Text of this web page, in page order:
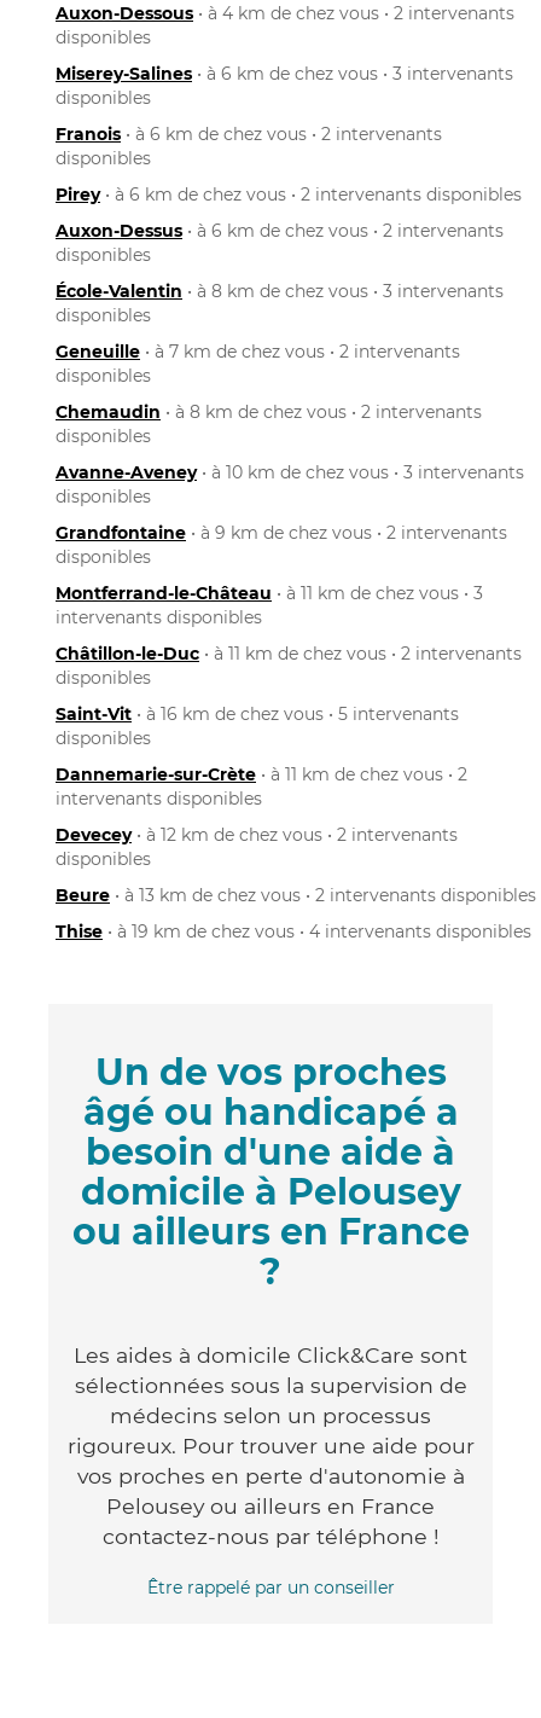
Auxon-Dessous • à 4 km de chez vous • 2 intervenants
disponibles
Miserey-Salines • à 6 km de chez vous • 3 intervenants
disponibles
Franois • à 6 km de chez vous • 2 intervenants
disponibles
Pirey• à 6 km de chez vous • 2 intervenants disponibles
Auxon-Dessus • à 6 km de chez vous • 2 intervenants
disponibles
École-Valentin • à 8 km de chez vous • 3 intervenants
disponibles
Geneuille • à 7 km de chez vous • 2 intervenants
disponibles
Chemaudin • à 8 km de chez vous • 2 intervenants
disponibles
Avanne-Aveney• à 10 km de chez vous • 3 intervenants
disponibles
Grandfontaine • à 9 km de chez vous • 2 intervenants
disponibles
Montferrand-le-Château • à 11 km de chez vous • 3
intervenants disponibles
Châtillon-le-Duc • à 11 km de chez vous • 2 intervenants
disponibles
Saint-Vit • à 16 km de chez vous • 5 intervenants
disponibles
Dannemarie-sur-Crète • à 11 km de chez vous • 2
intervenants disponibles
Devecey• à 12 km de chez vous • 2 intervenants
disponibles
Beure • à 13 km de chez vous • 2 intervenants disponibles
Thise • à 19 km de chez vous • 4 intervenants disponibles
Un de vos proches
âgé ou handicapé a
besoin d'une aide à
domicile à Pelousey
ou ailleurs en France
?
Les aides à domicile Click&Care sont
sélectionnées sous la supervision de
médecins selon un processus
rigoureux. Pour trouver une aide pour
vos proches en perte d'autonomie à
Pelousey ou ailleurs en France
contactez-nous par téléphone !
Être rappelé par un conseiller